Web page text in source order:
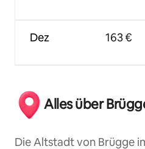
Dez 163 €
Alles über
Die Altstadt von Brügge